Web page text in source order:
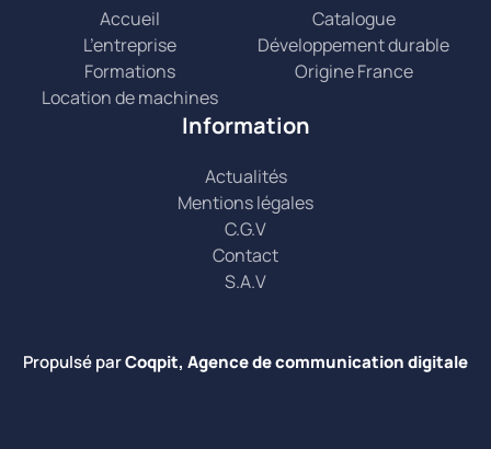
Accueil
L’entreprise
Formations
Location de machines
Catalogue
Développement durable
Origine France
Information
Actualités
Mentions légales
C.G.V
Contact
S.A.V
Propulsé parCoqpit, Agence de communication digitale